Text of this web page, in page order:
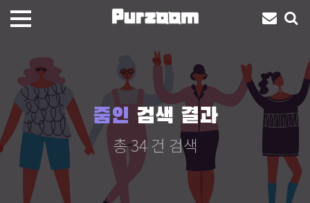
줌인 검색 결과
총 34 건 검색